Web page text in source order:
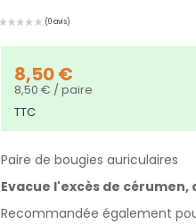
8,50 €
8,50 € / paire
TTC
Paire de bougies auriculaires
Evacue l'excès de
Recommandée également